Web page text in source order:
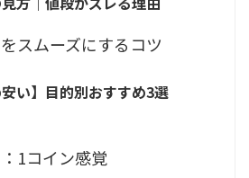
スムーズにするコツ
安い】目的別おすすめ3選
1コイン感覚